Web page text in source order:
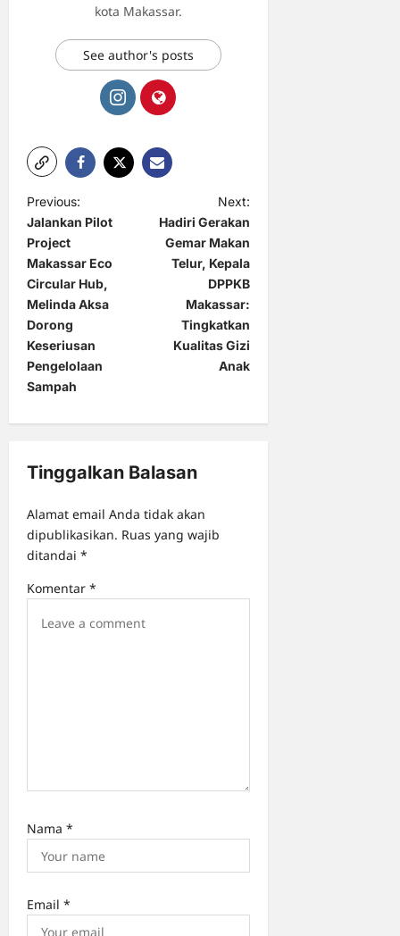
kota Makassar.
See author's posts
P
o
s
t
n
a
v
i
g
t
i
o
n
Previous:
Jalankan Pilot
Project
Makassar Eco
Circular Hub,
Melinda Aksa
Dorong
Keseriusan
Pengelolaan
Sampah
Next:
Hadiri Gerakan
Gemar Makan
Telur, Kepala
DPPKB
Makassar:
Tingkatkan
Kualitas Gizi
Anak
Tinggalkan Balasan
Alamat email Anda tidak akan
dipublikasikan. Ruas yang wajib
ditandai *
Komentar *
Nama *
Email *